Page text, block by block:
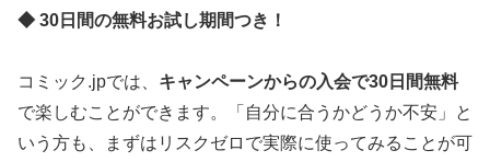
◆ 30日間の無料お試し期間つき！
コミック.jpでは、 キャンペーンからの入会で30日間無料
で楽しむことができます。「自分に合うかどうか不安」と
いう方も、まずはリスクゼロで実際に使ってみることが可